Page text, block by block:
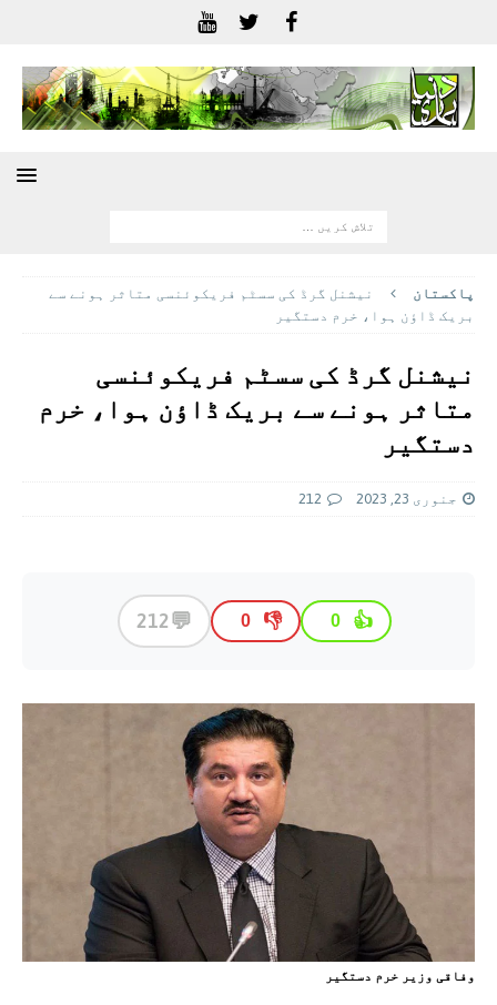
پاکستان
نیشنل گرڈ کی سسٹم فریکوئنسی متاثر ہونے سے
بریک ڈاؤن ہوا، خرم دستگیر
نیشنل گرڈ کی سسٹم فریکوئنسی
متاثر ہونے سے بریک ڈاؤن ہوا، خرم
دستگیر
جنوری 23, 2023 212
👍
0
👎
0
💬
212
وفاقی وزير خرم دستگیر